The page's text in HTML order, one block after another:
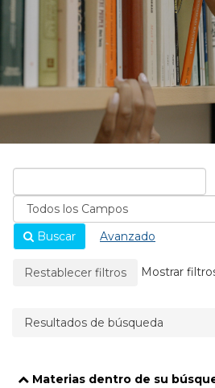
Buscar
Avanzado
La página se recargará cuando se
Restablecer filtros Mostrar
Resultados de búsqueda
Materias dentro de su